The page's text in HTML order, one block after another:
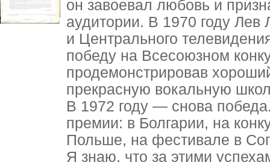
он завоевал любовь и
аудитории. В 1970 году
и Центрального
победу на Всесоюзном
продемонстрировав
прекрасную вокальную
В 1972 году — снова
премии: в Болгарии, на
Польше, на фестивале в
Я знаю, что за этими